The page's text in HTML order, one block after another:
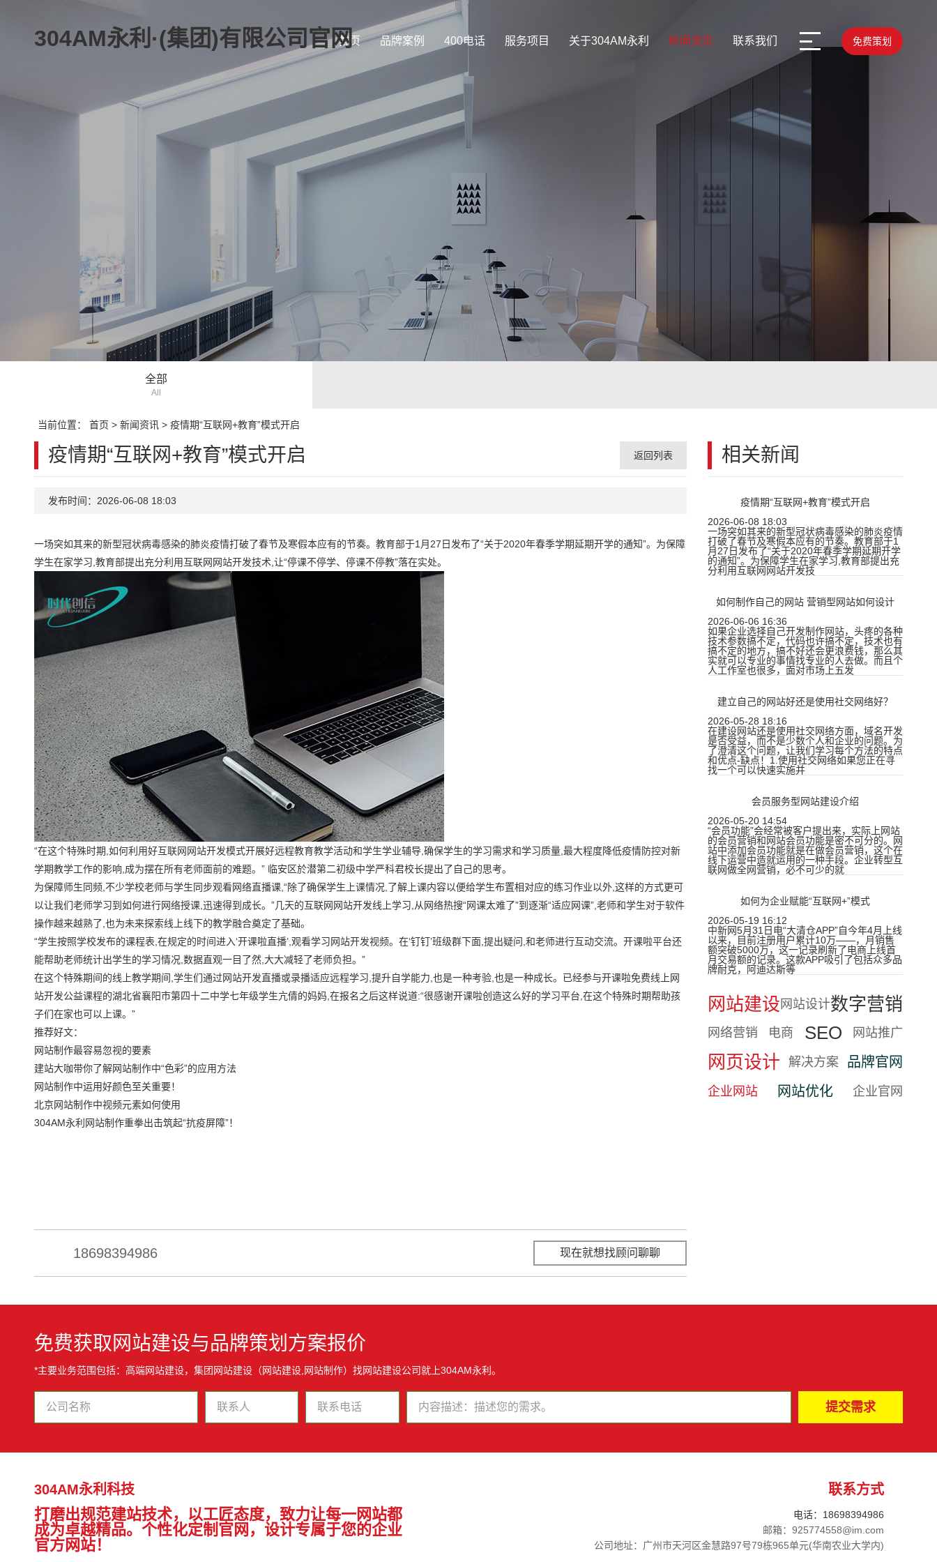
304AM永利·(集团)有限公司官网
首页 品牌案例 400电话 服务项目 关于304AM永利 新闻资讯 联系我们 免费策划
全部
All
当前位置： 首页 > 新闻资讯> 疫情期“互联网+教育”模式开启
相关新闻
疫情期“互联网+教育”模式开启
2026-06-08 18:03
一场突如其来的新型冠状病毒感染的肺炎疫情
打破了春节及寒假本应有的节奏。教育部于1
月27日发布了“关于2020年春季学期延期开学
的通知”。为保障学生在家学习,教育部提出充
分利用互联网网站开发技
如何制作自己的网站 营销型网站如何设计
2026-06-06 16:36
如果企业选择自己开发制作网站，头疼的各种
技术参数搞不定，代码也许搞不定，技术也有
搞不定的地方，搞不好还会更浪费钱，那么其
实就可以专业的事情找专业的人去做。而且个
人工作室也很多，面对市场上五发
建立自己的网站好还是使用社交网络好？
2026-05-28 18:16
在建设网站还是使用社交网络方面，域名开发
是否受益，而不是少数个人和企业的问题。为
了澄清这个问题，让我们学习每个方法的特点
和优点-缺点！1.使用社交网络如果您正在寻
找一个可以快速实施并
会员服务型网站建设介绍
2026-05-20 14:54
“会员功能”会经常被客户提出来，实际上网站
的会员营销和网站会员功能是密不可分的。网
站中添加会员功能就是在做会员营销，这个在
线下运营中造就运用的一种手段。企业转型互
联网做全网营销，必不可少的就
如何为企业赋能“互联网+”模式
2026-05-19 16:12
中新网5月31日电“大清仓APP”自今年4月上线
以来，目前注册用户累计10万——，月销售
额突破5000万，这一记录刷新了电商上线首
月交易额的记录。这款APP吸引了包括众多品
牌耐克，阿迪达斯等
网站建设 网站设计数字营销
网络营销 电商 SEO 网站推广
网页设计 解决方案 品牌官网
企业网站 网站优化 企业官网
疫情期“互联网+教育”模式开启 返回列表
发布时间：2026-06-08 18:03
一场突如其来的新型冠状病毒感染的肺炎疫情打破了春节及寒假本应有的节奏。教育部于1月27日发布了“关于2020年春季学期延期开学的通知”。为保障
学生在家学习,教育部提出充分利用互联网网站开发技术,让“停课不停学、停课不停教”落在实处。
“在这个特殊时期,如何利用好互联网网站开发模式开展好远程教育教学活动和学生学业辅导,确保学生的学习需求和学习质量,最大程度降低疫情防控对新
学期教学工作的影响,成为摆在所有老师面前的难题。” 临安区於潜第二初级中学严科君校长提出了自己的思考。
为保障师生同频,不少学校老师与学生同步观看网络直播课,“除了确保学生上课情况,了解上课内容以便给学生布置相对应的练习作业以外,这样的方式更可
以让我们老师学习到如何进行网络授课,迅速得到成长。”几天的互联网网站开发线上学习,从网络热搜“网课太难了”到逐渐“适应网课”,老师和学生对于软件
操作越来越熟了,也为未来探索线上线下的教学融合奠定了基础。
“学生按照学校发布的课程表,在规定的时间进入‘开课啦直播’,观看学习网站开发视频。在‘钉钉’班级群下面,提出疑问,和老师进行互动交流。开课啦平台还
能帮助老师统计出学生的学习情况,数据直观一目了然,大大减轻了老师负担。”
在这个特殊期间的线上教学期间,学生们通过网站开发直播或录播适应远程学习,提升自学能力,也是一种考验,也是一种成长。已经参与开课啦免费线上网
站开发公益课程的湖北省襄阳市第四十二中学七年级学生亢倩的妈妈,在报名之后这样说道:“很感谢开课啦创造这么好的学习平台,在这个特殊时期帮助孩
子们在家也可以上课。”
推荐好文：
网站制作最容易忽视的要素
建站大咖带你了解网站制作中“色彩”的应用方法
网站制作中运用好颜色至关重要！
北京网站制作中视频元素如何使用
304AM永利网站制作重拳出击筑起“抗疫屏障”！
18698394986 现在就想找顾问聊聊
免费获取网站建设与品牌策划方案报价
*主要业务范围包括：高端网站建设，集团网站建设（网站建设,网站制作）找网站建设公司就上304AM永利。
304AM永利科技
打磨出规范建站技术，以工匠态度，致力让每一网站都
成为卓越精品。个性化定制官网，设计专属于您的企业
官方网站！
联系方式
电话：18698394986
邮箱：925774558@im.com
公司地址：广州市天河区金慧路97号79栋965单元(华南农业大学内)